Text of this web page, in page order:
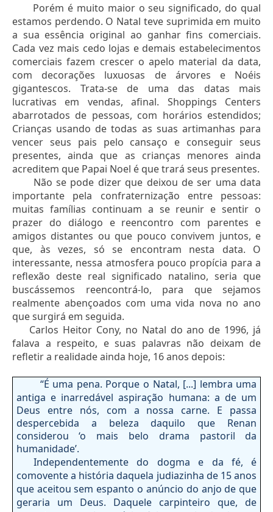
Porém é muito maior o seu significado, do qual
estamos perdendo. O Natal teve suprimida em muito
a sua essência original ao ganhar fins comerciais.
Cada vez mais cedo lojas e demais estabelecimentos
comerciais fazem crescer o apelo material da data,
com decorações luxuosas de árvores e Noéis
gigantescos. Trata-se de uma das datas mais
lucrativas em vendas, afinal. Shoppings Centers
abarrotados de pessoas, com horários estendidos;
Crianças usando de todas as suas artimanhas para
vencer seus pais pelo cansaço e conseguir seus
presentes, ainda que as crianças menores ainda
acreditem que Papai Noel é que trará seus presentes.
Não se pode dizer que deixou de ser uma data
importante pela confraternização entre pessoas:
muitas famílias continuam a se reunir e sentir o
prazer do diálogo e reencontro com parentes e
amigos distantes ou que pouco convivem juntos, e
que, às vezes, só se encontram nesta data. O
interessante, nessa atmosfera pouco propícia para a
reflexão deste real significado natalino, seria que
buscássemos reencontrá-lo, para que sejamos
realmente abençoados com uma vida nova no ano
que surgirá em seguida.
Carlos Heitor Cony, no Natal do ano de 1996, já
falava a respeito, e suas palavras não deixam de
refletir a realidade ainda hoje, 16 anos depois:
“É uma pena. Porque o Natal, [...] lembra uma
antiga e inarredável aspiração humana: a de um
Deus entre nós, com a nossa carne. E passa
despercebida a beleza daquilo que Renan
considerou ‘o mais belo drama pastoril da
humanidade’.
Independentemente do dogma e da fé, é
comovente a história daquela judiazinha de 15 anos
que aceitou sem espanto o anúncio do anjo de que
geraria um Deus. Daquele carpinteiro que, de